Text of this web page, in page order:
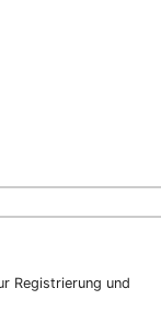
Registrierung und